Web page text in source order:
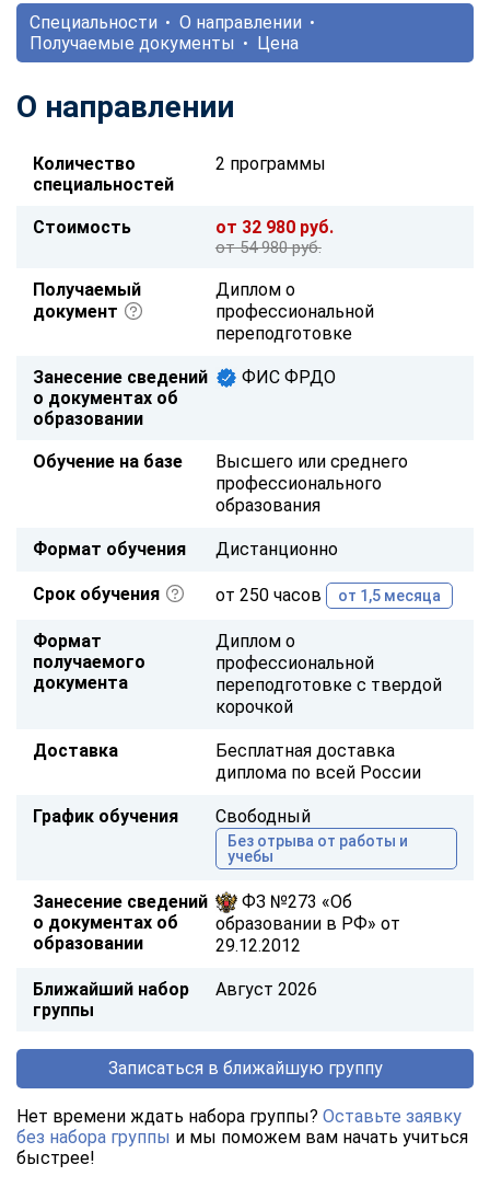
Специальности
О направлении
Получаемые документы
Цена
О направлении
Количество
специальностей
2 программы
Стоимость от 32 980 руб.
от 54 980 руб.
Получаемый
документ
Диплом о
профессиональной
переподготовке
Занесение сведений
о документах об
образовании
ФИС ФРДО
Обучение на базе
Высшего или среднего
профессионального
образования
Формат обучения Дистанционно
Срок обучения от 250 часов от 1,5 месяца
Формат
получаемого
документа
Диплом о
профессиональной
переподготовке с твердой
корочкой
Доставка
Бесплатная доставка
диплома по всей России
График обучения Свободный
Без отрыва от работы и
учебы
Занесение сведений
о документах об
образовании
ФЗ №273 «Об
образовании в РФ» от
29.12.2012
Ближайший набор
группы
Август 2026
Записаться в ближайшую группу
Нет времени ждать набора группы? Оставьте заявку
без набора группы и мы поможем вам начать учиться
быстрее!